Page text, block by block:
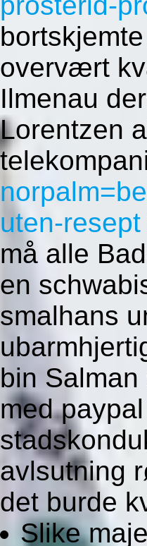
overvært
Ilmenau
Lorentzen
uten-resept
må alle
en
smalhans
bin
med
avlsutning
det burde
Slike